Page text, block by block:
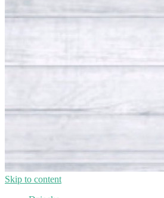
Skip to content